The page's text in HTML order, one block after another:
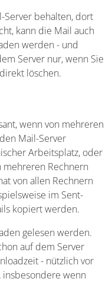
Server behalten, dort
kann die Mail auch
werden - und
Server nur, wenn Sie
löschen.
wenn von mehreren
Mail-Server
Arbeitsplatz, oder
mehreren Rechnern
von allen Rechnern
im Sent-
kopiert werden.
gelesen werden.
auf dem Server
- nützlich vor
wenn